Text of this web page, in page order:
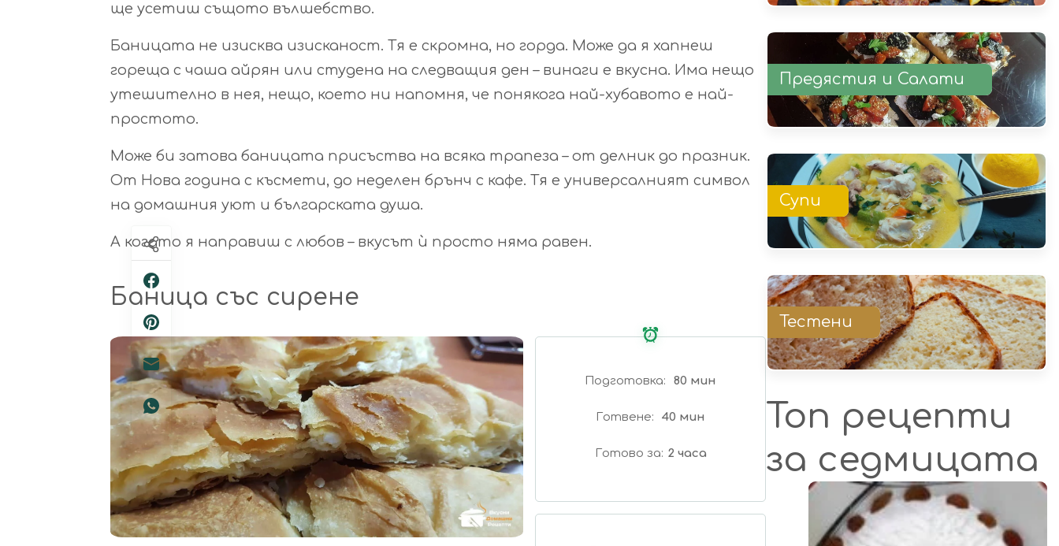
ще усетиш същото вълшебство.
Баницата не изисква изисканост. Тя е скромна, но горда. Може да я хапнеш
гореща с чаша айрян или студена на следващия ден – винаги е вкусна. Има нещо
утешително в нея, нещо, което ни напомня, че понякога най-хубавото е най-
простото.
Може би затова баницата присъства на всяка трапеза – от делник до празник.
От Нова година с късмети, до неделен брънч с кафе. Тя е универсалният символ
на домашния уют и българската душа.
А когато я направиш с любов – вкусът ѝ просто няма равен.
Баница със сирене
Подготовка 80 мин
Готвене 40 мин
Готово за 2 часа
Предястия и Салати
Супи
Тестени
Топ рецепти
за седмицата